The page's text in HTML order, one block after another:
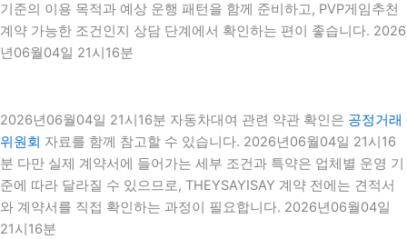
기준의 이용 목적과 예상 운행 패턴을 함께 준비하고, PVP게임추천
계약 가능한 조건인지 상담 단계에서 확인하는 편이 좋습니다. 2026
년06월04일 21시16분
2026년06월04일 21시16분 자동차대여 관련 약관 확인은 공정거래
위원회 자료를 함께 참고할 수 있습니다. 2026년06월04일 21시16
분 다만 실제 계약서에 들어가는 세부 조건과 특약은 업체별 운영 기
준에 따라 달라질 수 있으므로, THEYSAYISAY 계약 전에는 견적서
와 계약서를 직접 확인하는 과정이 필요합니다. 2026년06월04일
21시16분